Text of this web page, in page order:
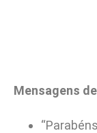
Mensagens